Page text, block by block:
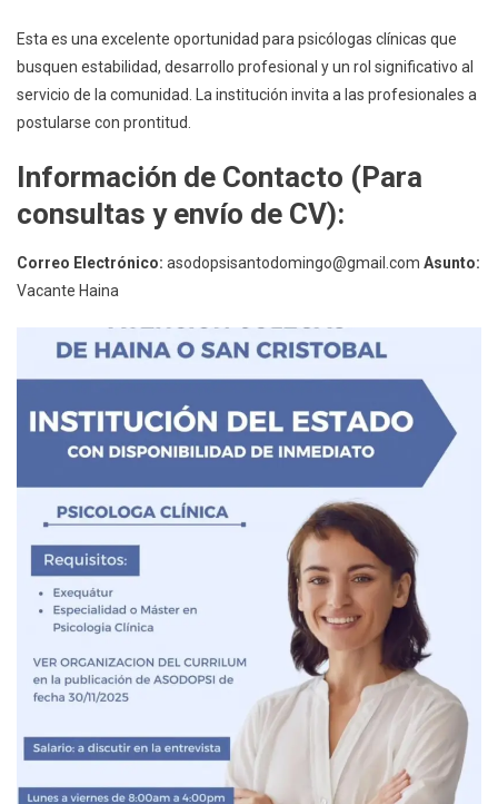
Esta es una excelente oportunidad para psicólogas clínicas que
busquen estabilidad, desarrollo profesional y un rol significativo al
servicio de la comunidad. La institución invita a las profesionales a
postularse con prontitud.
Información de Contacto (Para
consultas y envío de CV):
Correo Electrónico: asodopsisantodomingo@gmail.com Asunto:
Vacante Haina